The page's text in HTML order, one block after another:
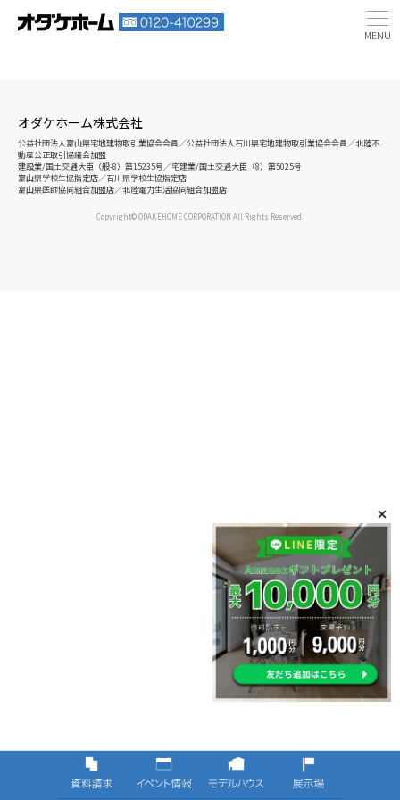
オダケホーム株式会社
公益社団法人富山県宅地建物取引業協会会員／公益社団法人石川県宅地建物取引業協会会員／北陸不
動産公正取引協議会加盟
建設業/国土交通大臣（般-8）第15235号／宅建業/国土交通大臣（8）第5025号
富山県学校生協指定店／石川県学校生協指定店
富山県医師協同組合加盟店／北陸電力生活協同組合加盟店
Copyright© ODAKEHOME CORPORATION All Rights Reserved.